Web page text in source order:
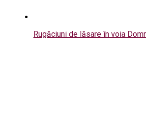
Rugăciuni de lăsare în voia